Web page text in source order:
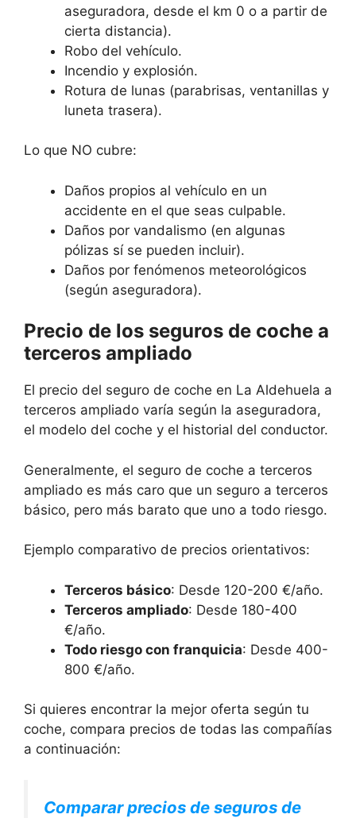
aseguradora, desde el km 0 o a partir de
cierta distancia).
Robo del vehículo.
Incendio y explosión.
Rotura de lunas (parabrisas, ventanillas y
luneta trasera).
Lo que NO cubre:
Daños propios al vehículo en un
accidente en el que seas culpable.
Daños por vandalismo (en algunas
pólizas sí se pueden incluir).
Daños por fenómenos meteorológicos
(según aseguradora).
Precio de los seguros de coche a
terceros ampliado
El precio del seguro de coche en La Aldehuela a
terceros ampliado varía según la aseguradora,
el modelo del coche y el historial del conductor.
Generalmente, el seguro de coche a terceros
ampliado es más caro que un seguro a terceros
básico, pero más barato que uno a todo riesgo.
Ejemplo comparativo de precios orientativos:
Terceros básico: Desde 120-200 €/año.
Terceros ampliado: Desde 180-400
€/año.
Todo riesgo con franquicia: Desde 400-
800 €/año.
Si quieres encontrar la mejor oferta según tu
coche, compara precios de todas las compañías
a continuación:
Comparar precios de seguros de